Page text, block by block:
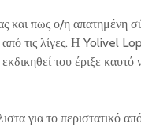
και πως ο/η απατημένη
τις λίγες. Η Yolivel
του έριξε καυτό
για το περιστατικό